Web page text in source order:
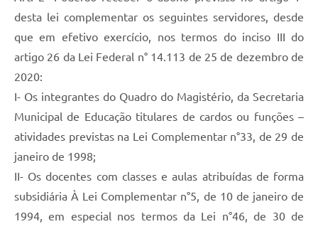
desta lei complementar os seguintes servidores, desde
que em efetivo exercício, nos termos do inciso III do
artigo 26 da Lei Federal n° 14.113 de 25 de dezembro de
2020:
I- Os integrantes do Quadro do Magistério, da Secretaria
Municipal de Educação titulares de cardos ou funções –
atividades previstas na Lei Complementar n°33, de 29 de
janeiro de 1998;
II- Os docentes com classes e aulas atribuídas de forma
subsidiária À Lei Complementar n°5, de 10 de janeiro de
1994, em especial nos termos da Lei n°46, de 30 de